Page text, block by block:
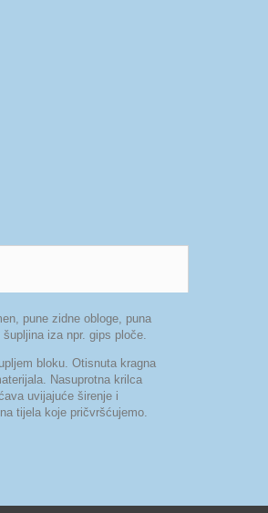
pune zidne obloge, puna
iza npr. gips ploče.
bloku. Otisnuta kragna
Nasuprotna krilca
uvijajuće širenje i
tijela koje pričvršćujemo.